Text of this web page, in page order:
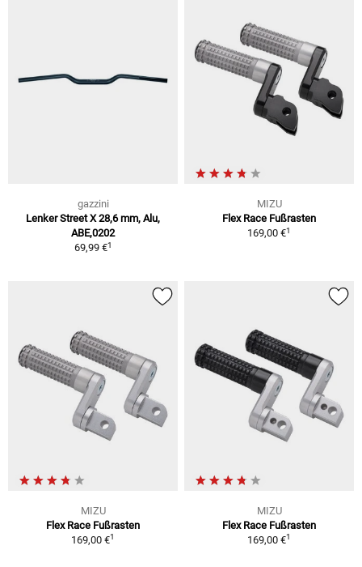
gazzini
Lenker Street X 28,6 mm, Alu,
ABE,0202
69,99 €1
MIZU
Flex Race Fußrasten
169,00 €1
MIZU
Flex Race Fußrasten
169,00 €1
MIZU
Flex Race Fußrasten
169,00 €1